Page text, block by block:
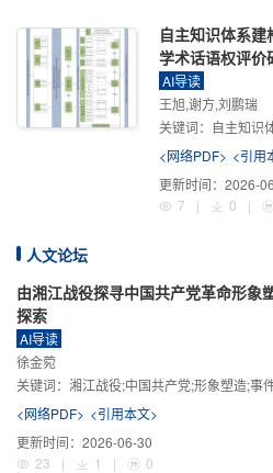
自主知识体系
学术话语权评
AI导读
王旭,谢方,刘鹏瑞
关键词： 自主知识体系;AI领域
<网络PDF> <引用
更新时间： 2026-
7
| 0 |
人文论坛
由湘江战役探寻中国共产党革命形
探索
AI导读
徐金菀
关键词： 湘江战役;中国共产党;形象塑造;事
<网络PDF> <引用本文>
更新时间： 2026-06-30
23
| 1 | 0